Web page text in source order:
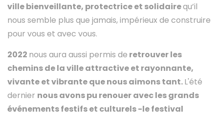
ville bienveillante, protectrice et solidairequ’il
nous semble plus que jamais, impérieux de construire
pour vous et avec vous.
2022 nous aura aussi permis de retrouver les
chemins de la ville attractive et rayonnante,
vivante et vibrante que nous aimons tant.L'été
dernier nous avons pu renouer avec les grands
événements festifs et culturels -le festival